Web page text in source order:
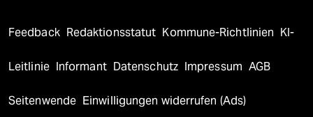
Feedback Redaktionsstatut Kommune-Richtlinien KI-
Leitlinie Informant Datenschutz Impressum AGB
Seitenwende Einwilligungen widerrufen (Ads)